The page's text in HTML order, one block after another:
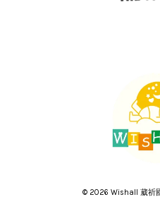
© 2026 Wishall 葳祈